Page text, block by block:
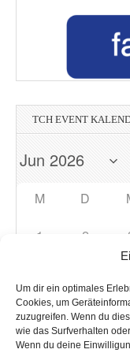
Um dir ein optimales
Cookies, um
zuzugreifen. Wenn du
wie das Surfverhalten
Wenn du deine
TCH EVENT
M D
1 2
8
15 16